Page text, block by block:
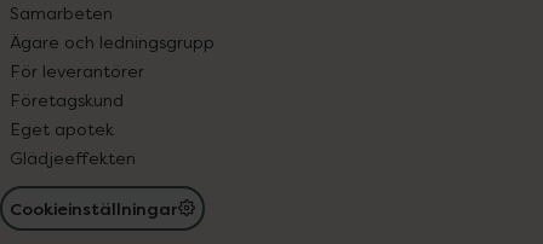
Samarbeten
Ägare och ledningsgrupp
För leverantörer
Företagskund
Eget apotek
Glädjeeffekten
Cookieinställningar